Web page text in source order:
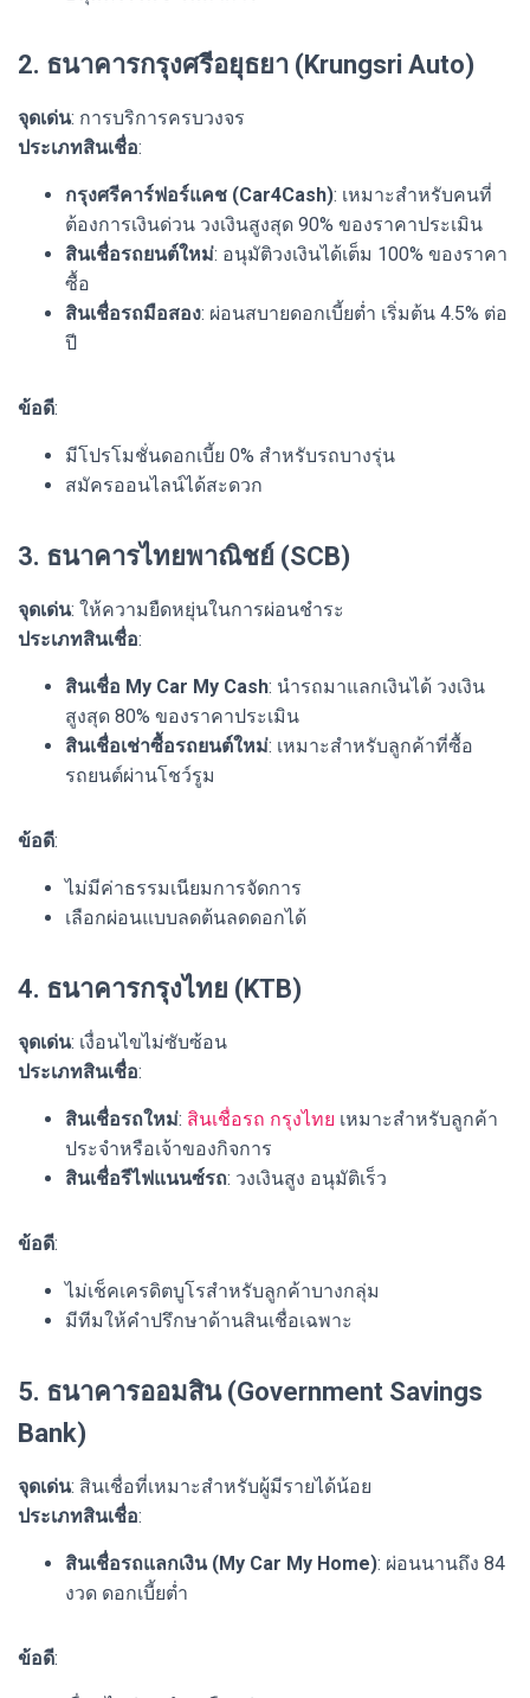
2. ธนาคารกรุงศรีอยุธยา (Krungsri Auto)
จุดเด่น: การบริการครบวงจร
ประเภทสินเชื่อ:
กรุงศรีคาร์ฟอร์แคช (Car4Cash): เหมาะสำหรับคนที่
ต้องการเงินด่วน วงเงินสูงสุด 90% ของราคาประเมิน
สินเชื่อรถยนต์ใหม่: อนุมัติวงเงินได้เต็ม 100% ของราคา
ซื้อ
สินเชื่อรถมือสอง: ผ่อนสบายดอกเบี้ยต่ำ เริ่มต้น 4.5% ต่อ
ปี
ข้อดี:
มีโปรโมชั่นดอกเบี้ย 0% สำหรับรถบางรุ่น
สมัครออนไลน์ได้สะดวก
3. ธนาคารไทยพาณิชย์ (SCB)
จุดเด่น: ให้ความยืดหยุ่นในการผ่อนชำระ
ประเภทสินเชื่อ:
สินเชื่อ My Car My Cash: นำรถมาแลกเงินได้ วงเงิน
สูงสุด 80% ของราคาประเมิน
สินเชื่อเช่าซื้อรถยนต์ใหม่: เหมาะสำหรับลูกค้าที่ซื้อ
รถยนต์ผ่านโชว์รูม
ข้อดี:
ไม่มีค่าธรรมเนียมการจัดการ
เลือกผ่อนแบบลดต้นลดดอกได้
4. ธนาคารกรุงไทย (KTB)
จุดเด่น: เงื่อนไขไม่ซับซ้อน
ประเภทสินเชื่อ:
สินเชื่อรถใหม่: สินเชื่อรถ กรุงไทย เหมาะสำหรับลูกค้า
ประจำหรือเจ้าของกิจการ
สินเชื่อรีไฟแนนซ์รถ: วงเงินสูง อนุมัติเร็ว
ข้อดี:
ไม่เช็คเครดิตบูโรสำหรับลูกค้าบางกลุ่ม
มีทีมให้คำปรึกษาด้านสินเชื่อเฉพาะ
5. ธนาคารออมสิน (Government Savings
Bank)
จุดเด่น: สินเชื่อที่เหมาะสำหรับผู้มีรายได้น้อย
ประเภทสินเชื่อ:
สินเชื่อรถแลกเงิน (My Car My Home): ผ่อนนานถึง 84
งวด ดอกเบี้ยต่ำ
ข้อดี: